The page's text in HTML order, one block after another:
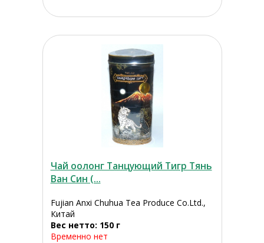
Чай оолонг Танцующий Тигр Тянь
Ван Син (...
Fujian Anxi Chuhua Tea Produce Co.Ltd.,
Китай
Вес нетто: 150 г
Временно нет